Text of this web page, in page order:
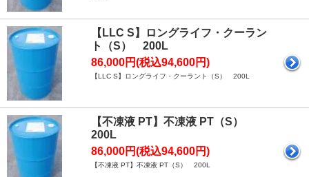
【LLC S】ロングライフ・クーラン
ト（S） 200L
86,000円(税込94,600円)
【LLC S】ロングライフ・クーラント（S） 200L
【不凍液 PT】不凍液 PT（S）
200L
86,000円(税込94,600円)
【不凍液 PT】不凍液 PT（S） 200L